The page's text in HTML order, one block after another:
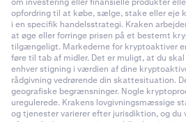
opfordring til at købe, sælge, stake eller eje
i en specifik handelsstrategi. Kraken
at øge eller forringe prisen på et bestemt
tilgængeligt. Markederne for kryptoaktiver
føre til tab af midler. Det er muligt, at du
enhver stigning i værdien af dine
rådgivning vedrørende din skattesituation.
geografiske begrænsninger. Nogle
uregulerede. Krakens lovgivningsmæssige
og tjenester varierer efter jurisdiktion, og